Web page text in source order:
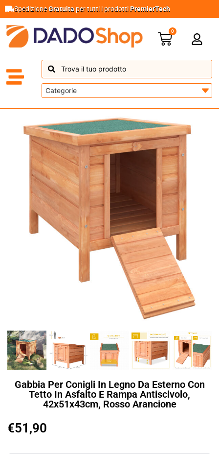
SpedizioneGratuita per tutti i prodottiPremierTech
0
Gabbia Per Conigli In Legno Da Esterno Con
Tetto In Asfalto E Rampa Antiscivolo,
42x51x43cm, Rosso Arancione
€51,90